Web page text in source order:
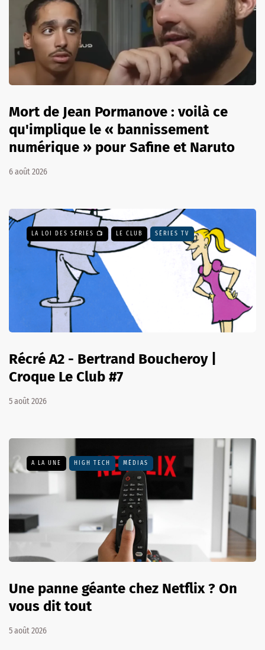
Mort de Jean Pormanove : voilà ce
qu'implique le « bannissement
numérique » pour Safine et Naruto
6 août 2026
LA LOI DES SÉRIES 📺 LE CLUB SÉRIES TV
Récré A2 - Bertrand Boucheroy |
Croque Le Club #7
5 août 2026
A LA UNE HIGH TECH MÉDIAS
Une panne géante chez Netflix ? On
vous dit tout
5 août 2026